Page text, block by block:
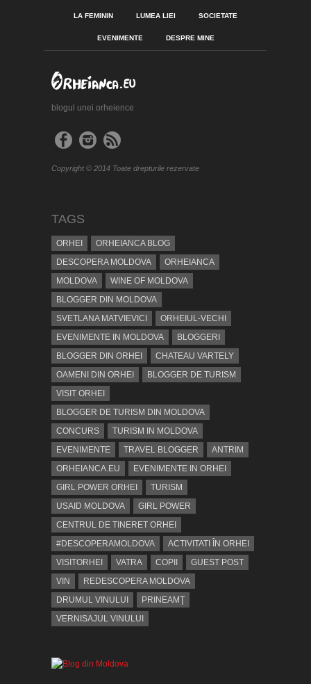
LA FEMININ LUMEA LIEI SOCIETATE
EVENIMENTE DESPRE MINE
blogul unei orheience
Copyright © 2014 Toate drepturile rezervate
TAGS
ORHEI
ORHEIANCA BLOG
DESCOPERA MOLDOVA
ORHEIANCA
MOLDOVA
WINE OF MOLDOVA
BLOGGER DIN MOLDOVA
SVETLANA MATVIEVICI
ORHEIUL-VECHI
EVENIMENTE IN MOLDOVA
BLOGGERI
BLOGGER DIN ORHEI
CHATEAU VARTELY
OAMENI DIN ORHEI
BLOGGER DE TURISM
VISIT ORHEI
BLOGGER DE TURISM DIN MOLDOVA
CONCURS
TURISM IN MOLDOVA
EVENIMENTE
TRAVEL BLOGGER
ANTRIM
ORHEIANCA.EU
EVENIMENTE IN ORHEI
GIRL POWER ORHEI
TURISM
USAID MOLDOVA
GIRL POWER
CENTRUL DE TINERET ORHEI
#DESCOPERAMOLDOVA
ACTIVITATI ÎN ORHEI
VISITORHEI
VATRA COPII
GUEST POST
VIN
REDESCOPERA MOLDOVA
DRUMUL VINULUI
PRINEAMŢ
VERNISAJUL VINULUI